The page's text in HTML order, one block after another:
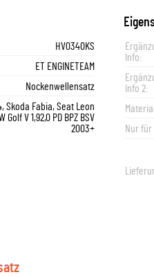
HV0340KS
ET ENGINETEAM
Nockenwellensatz
Skoda Fabia, Seat Leon
Golf V 1,92,0 PD BPZ BSV
2003+
Info:
Info 2:
Nur